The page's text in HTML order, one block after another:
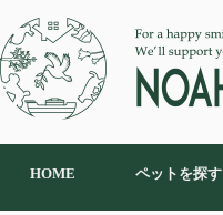
HOME ペットを探す